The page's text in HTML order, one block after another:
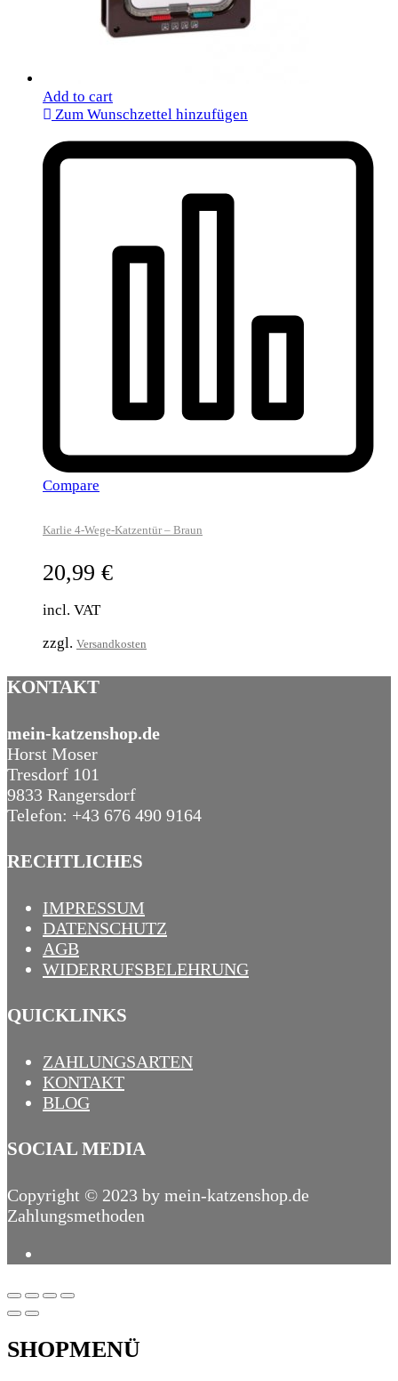
Add to cart
Zum Wunschzettel hinzufügen
Compare
Karlie 4-Wege-Katzentür – Braun
20,99 €
incl. VAT
zzgl. Versandkosten
KONTAKT
mein-katzenshop.de
Horst Moser
Tresdorf 101
9833 Rangersdorf
Telefon: +43 676 490 9164
RECHTLICHES
IMPRESSUM
DATENSCHUTZ
AGB
WIDERRUFSBELEHRUNG
QUICKLINKS
ZAHLUNGSARTEN
KONTAKT
BLOG
SOCIAL MEDIA
Copyright © 2023 by mein-katzenshop.de
Zahlungsmethoden
SHOPMENÜ